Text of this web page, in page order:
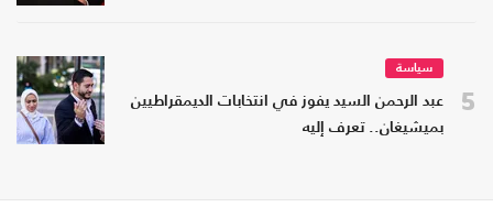
5
سياسة
عبد الرحمن السيد يفوز في انتخابات الديمقراطيين
بميشيغان.. تعرف إليه